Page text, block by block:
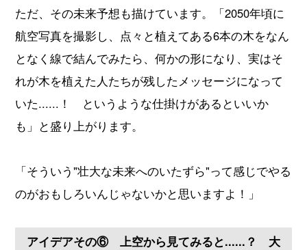
ただ、その未来予想も描けています。「2050年頃に
航空写真を撮影し、点々と植えてある6本の木をなん
となく線で結んでみたら、何かの形になり、実はそ
れが木を植えた人たちが残したメッセージになって
いた......！ というような仕掛けがあるといいか
も」と盛り上がります。
「そういう"壮大な未来へのいたずら"って感じでやる
のがおもしろいんじゃないかと思いますよ！」
アイデアその⑥ 上空から見てみると......？ 大